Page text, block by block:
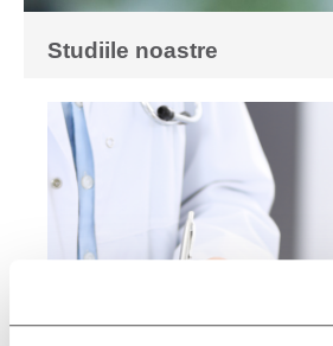
Studiile noastre